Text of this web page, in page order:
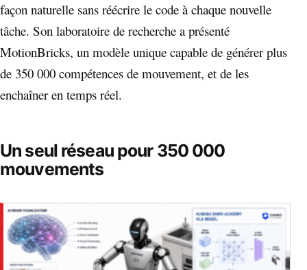
façon naturelle sans réécrire le code à chaque nouvelle
tâche. Son laboratoire de recherche a présenté
MotionBricks, un modèle unique capable de générer plus
de 350 000 compétences de mouvement, et de les
enchaîner en temps réel.
Un seul réseau pour 350 000
mouvements